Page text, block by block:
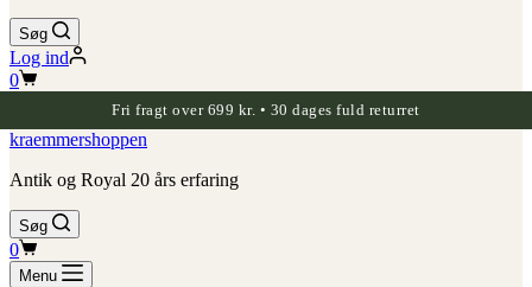
Søg
Log ind
Indkøbskurv
0
Fri fragt over 699 kr. • 30 dages fuld returret
kraemmershoppen
Antik og Royal 20 års erfaring
Søg
Indkøbskurv
0
Menu